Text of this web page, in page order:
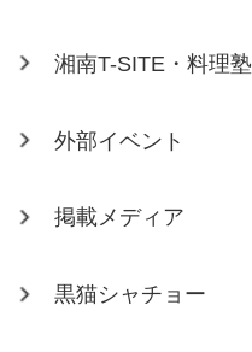
湘南T-SITE・料理塾
外部イベント
掲載メディア
黒猫シャチョー